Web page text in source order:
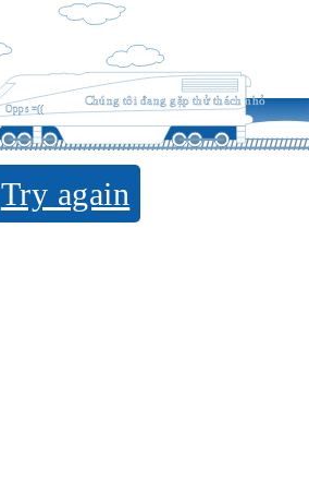
Opps =((
Chúng tôi đang gặp thử thách nhỏ
Try again